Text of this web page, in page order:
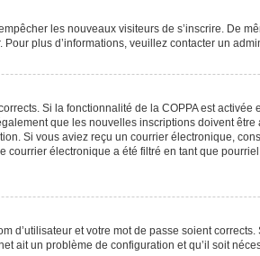
les nouveaux visiteurs de s’inscrire. De
plus d’informations, veuillez contacter un
Si la fonctionnalité de la COPPA est
que les nouvelles inscriptions doivent
Si vous aviez reçu un courrier électronique,
électronique a été filtré en tant que
d’utilisateur et votre mot de passe soient
ait un problème de configuration et qu’il soit